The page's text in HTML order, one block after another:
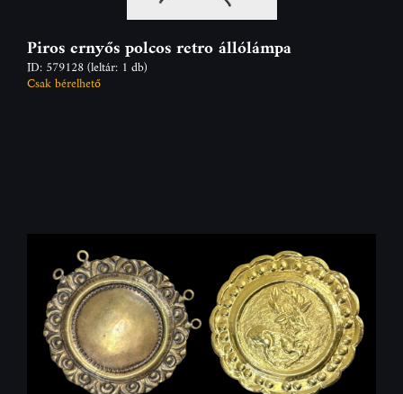
Piros ernyős polcos retro állólámpa
ID: 579128(leltár: 1 db)
Csak bérelhető